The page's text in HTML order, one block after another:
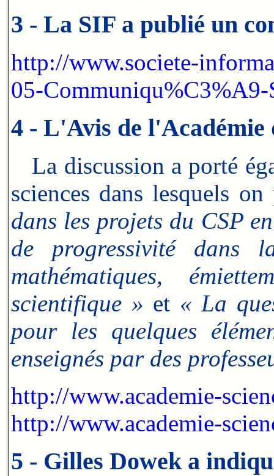
3 - La SIF a publié un
http://www.societe-
05-
4 - L'Avis de l'Académie
La discussion a porté
sciences dans lesquels
dans les projets du CSP
de progressivité dans
mathématiques,
scientifique » et « La
pour les quelques
enseignés par des
http://www.academie-
http://www.academie-
5 - Gilles Dowek a